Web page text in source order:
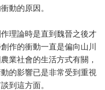
動的原因。
理論時是直到魏晉之後才
作的衝動一直是偏向山川
業社會的生活方式有關，
的影響已是非常受到重視
談到這方面。